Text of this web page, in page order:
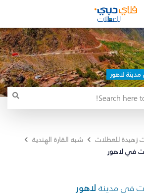
لاهور
زهيدة للعطلات
شبه القارة الهندية
في لاهور
في مدينة لاهور